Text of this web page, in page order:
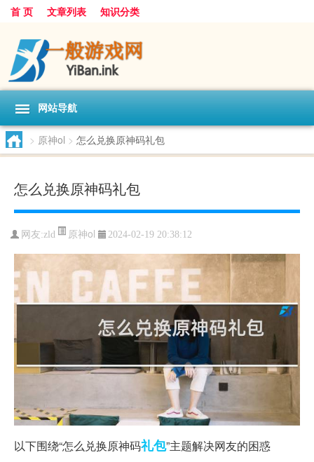
首 页 文章列表 知识分类
网站导航
> 原神ol > 怎么兑换原神码礼包
怎么兑换原神码礼包
网友:zld 原神ol 2024-02-19 20:38:12
以下围绕“怎么兑换原神码礼包”主题解决网友的困惑